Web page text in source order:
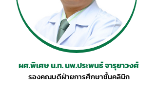
ผศ.พิเศษ น.ท. นพ.ประพนธ์ จารุยาวงศ์
รองคณบดีฝ่ายการศึกษาชั้นคลินิก